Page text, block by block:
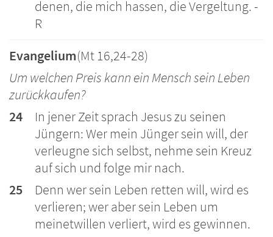
denen, die mich hassen, die Vergeltung. -
R
Evangelium(Mt 16,24-28)
Um welchen Preis kann ein Mensch sein Leben
zurückkaufen?
24
In jener Zeit sprach Jesus zu seinen
Jüngern: Wer mein Jünger sein will, der
verleugne sich selbst, nehme sein Kreuz
auf sich und folge mir nach.
25
Denn wer sein Leben retten will, wird es
verlieren; wer aber sein Leben um
meinetwillen verliert, wird es gewinnen.